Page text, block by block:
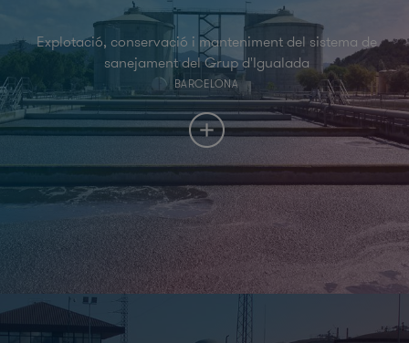
Explotació, conservació i manteniment del sistema de
sanejament del Grup d'Igualada
BARCELONA